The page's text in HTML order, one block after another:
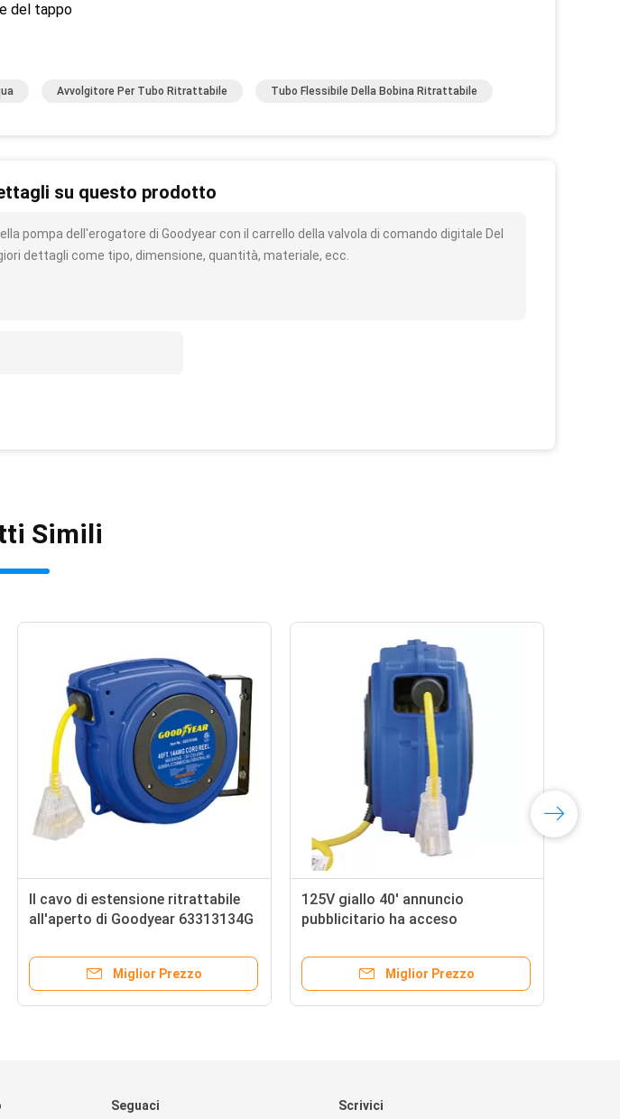
del tappo
Avvolgitore Per Tubo Ritrattabile Tubo Flessibile Della Bobina Ritrattabile
su questo prodotto
pompa dell'erogatore di Goodyear con il carrello della valvola di comando digitale Del
dettagli come tipo, dimensione, quantità, materiale, ecc.
Simili
Il cavo di estensione ritrattabile
all'aperto di Goodyear 63313134G
Miglior Prezzo
125V giallo 40' annuncio
pubblicitario ha acceso
con l'interruttore
Miglior Prezzo
Seguaci Scrivici